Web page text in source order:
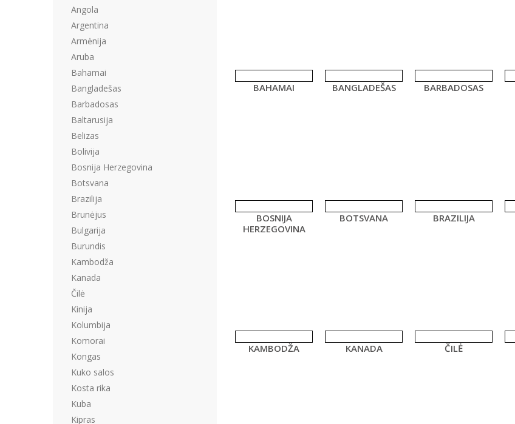
Angola
Argentina
Armėnija
Aruba
Bahamai
Bangladešas
Barbadosas
Baltarusija
Belizas
Bolivija
Bosnija Herzegovina
Botsvana
Brazilija
Brunėjus
Bulgarija
Burundis
Kambodža
Kanada
Čilė
Kinija
Kolumbija
Komorai
Kongas
Kuko salos
Kosta rika
Kuba
Kipras
BAHAMAI BANGLADEŠAS BARBADOSAS
BOSNIJA
HERZEGOVINA
BOTSVANA BRAZILIJA
KAMBODŽA KANADA ČILĖ